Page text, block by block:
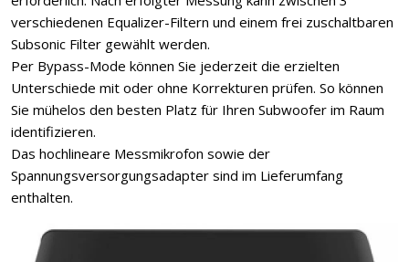
verschiedenen Equalizer-Filtern und einem frei zuschaltbaren
Subsonic Filter gewählt werden.
Per Bypass-Mode können Sie jederzeit die erzielten
Unterschiede mit oder ohne Korrekturen prüfen. So können
Sie mühelos den besten Platz für Ihren Subwoofer im Raum
identifizieren.
Das hochlineare Messmikrofon sowie der
Spannungsversorgungsadapter sind im Lieferumfang
enthalten.